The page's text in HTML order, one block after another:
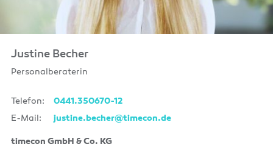
Justine Becher
Personalberaterin
Telefon: 0441.350670-12
E-Mail: justine.becher@timecon.de
timecon GmbH & Co. KG